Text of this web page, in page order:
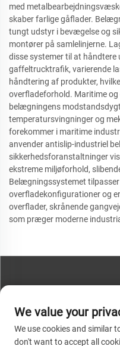
med
skaber farlige gåflader.
tungt udstyr i bevægelse og
montører på samlelinjerne.
disse systemer til at
gaffeltrucktrafik, varierende
håndtering af produkter,
overfladeforhold. Maritime
belægningens
temperatursvingninger og
forekommer i maritime
anvender antislip-industriel
sikkerhedsforanstaltninger
ekstreme miljøforhold,
Belægningssystemet
overfladekonfigurationer og
overflader, skrånende
som præger moderne
Tel:
We value your
We use cookies and similar
don't want to accept all